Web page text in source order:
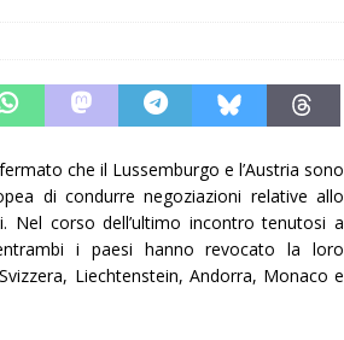
che il Lussemburgo e l’Austria sono
di condurre negoziazioni relative allo
Nel corso dell’ultimo incontro tenutosi a
i paesi hanno revocato la loro
Liechtenstein, Andorra, Monaco e